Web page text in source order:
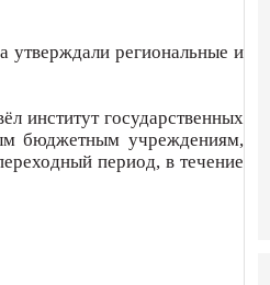
утверждали региональные и
институт государственных
бюджетным учреждениям,
период, в течение